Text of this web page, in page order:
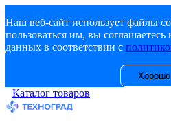
Наш веб-сайт использует файлы
пользоваться им, вы
данных в соответствии с
Хорошо
Каталог товаров